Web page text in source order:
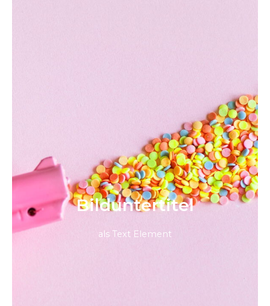
Bild­unter­titel
als Text Element